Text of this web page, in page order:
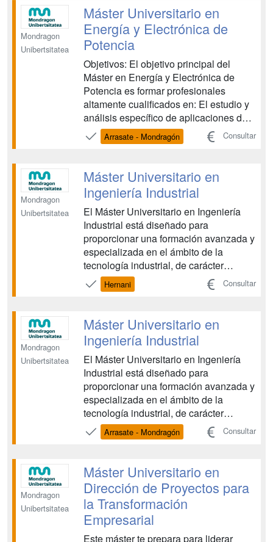
the Green and Digital Transitions from a
Manufacturing Enginee...
Mondragon
Unibertsitatea
Máster Universitario en
Energía y Electrónica de
Potencia
Objetivos: El objetivo principal del
Máster en Energía y Electrónica de
Potencia es formar profesionales
altamente cualificados en: El estudio y
análisis específico de aplicaciones de
la electrónica de potencia (generación
de energía, renovables, aplicaciones
análisis específico de convertidores
electrónicos de...
Arrasate - Mondragón Consultar
Mondragon
Unibertsitatea
Máster Universitario en
Ingeniería Industrial
El Máster Universitario en Ingeniería
Industrial está diseñado para
proporcionar una formación avanzada y
especializada en el ámbito de la
tecnología industrial, de carácter
multidisciplinar, y que capacitará para
emprender, planificar e integrar
Hernani Consultar
Mondragon
Unibertsitatea
Máster Universitario en
Ingeniería Industrial
El Máster Universitario en Ingeniería
Industrial está diseñado para
proporcionar una formación avanzada y
especializada en el ámbito de la
tecnología industrial, de carácter
multidisciplinar, y que capacitará para
emprender, planificar e integrar
Arrasate - Mondragón Consultar
Mondragon
Unibertsitatea
Máster Universitario en
Dirección de Proyectos para
la Transformación
Empresarial
Este máster te prepara para liderar